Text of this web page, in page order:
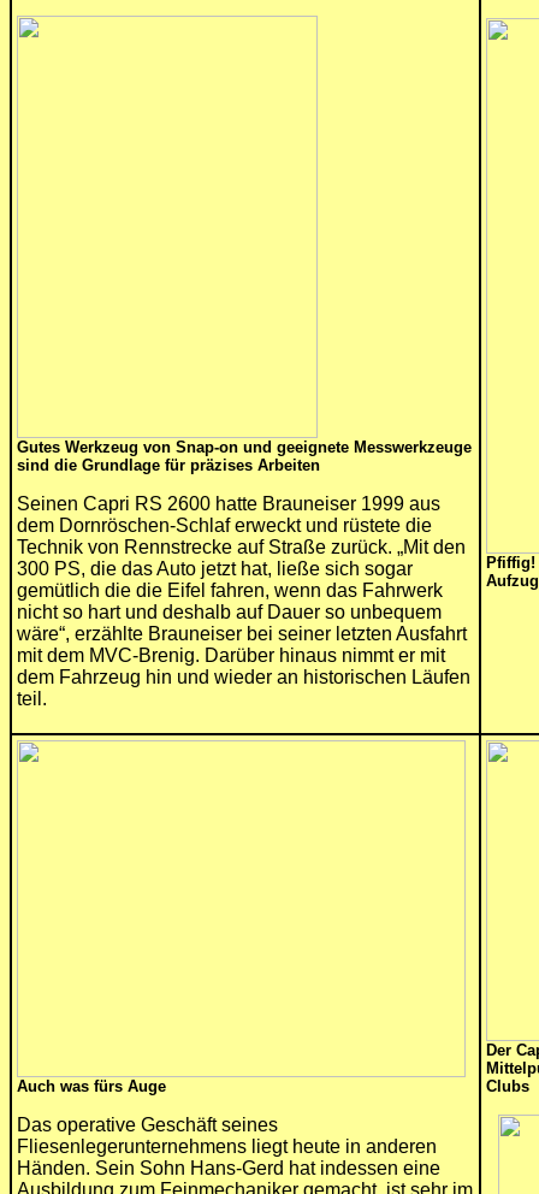
Gutes Werkzeug von Snap-on und geeignete Messwerkzeuge
sind die Grundlage für präzises Arbeiten
Seinen Capri RS 2600 hatte Brauneiser 1999 aus
dem Dornröschen-Schlaf erweckt und rüstete die
Technik von Rennstrecke auf Straße zurück. „Mit den
300 PS, die das Auto jetzt hat, ließe sich sogar
gemütlich die die Eifel fahren, wenn das Fahrwerk
nicht so hart und deshalb auf Dauer so unbequem
wäre“, erzählte Brauneiser bei seiner letzten Ausfahrt
mit dem MVC-Brenig. Darüber hinaus nimmt er mit
dem Fahrzeug hin und wieder an historischen Läufen
teil.
Pfiffig!
Auch was fürs Auge
Das operative Geschäft seines
Fliesenlegerunternehmens liegt heute in anderen
Händen. Sein Sohn Hans-Gerd hat indessen eine
Ausbildung zum Feinmechaniker gemacht, ist sehr im
Der
Clubs